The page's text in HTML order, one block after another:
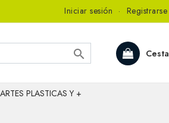
Iniciar sesión · Registrarse
Cesta

PLASTICAS Y +